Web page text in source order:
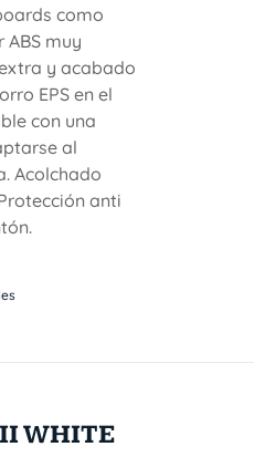
como
muy
y acabado
EPS en el
con una
al
Acolchado
anti
WHITE